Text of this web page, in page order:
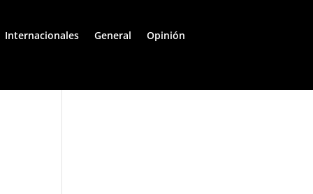
Internacionales General Opinión